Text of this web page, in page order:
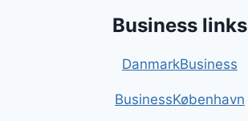
Business links
DanmarkBusiness
BusinessKøbenhavn